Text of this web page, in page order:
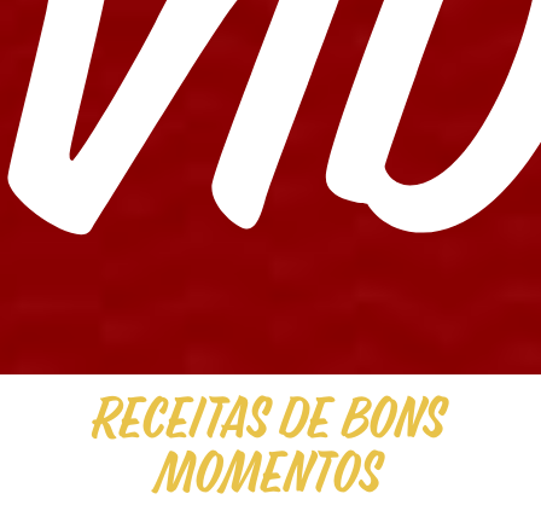
Receitas de Bons
Momentos